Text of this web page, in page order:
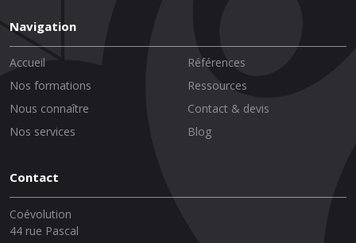
Navigation
Accueil
Nos formations
Nous connaître
Nos services
Références
Ressources
Contact & devis
Blog
Contact
Coévolution
44 rue Pascal